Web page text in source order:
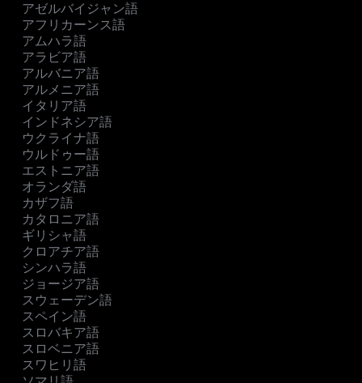
アゼルバイジャン語
アフリカーンス語
アムハラ語
アラビア語
アルバニア語
アルメニア語
イタリア語
インドネシア語
ウクライナ語
ウルドゥー語
エストニア語
オランダ語
カザフ語
カタロニア語
ギリシャ語
クロアチア語
シンハラ語
ジョージア語
スウェーデン語
スペイン語
スロバキア語
スロベニア語
スワヒリ語